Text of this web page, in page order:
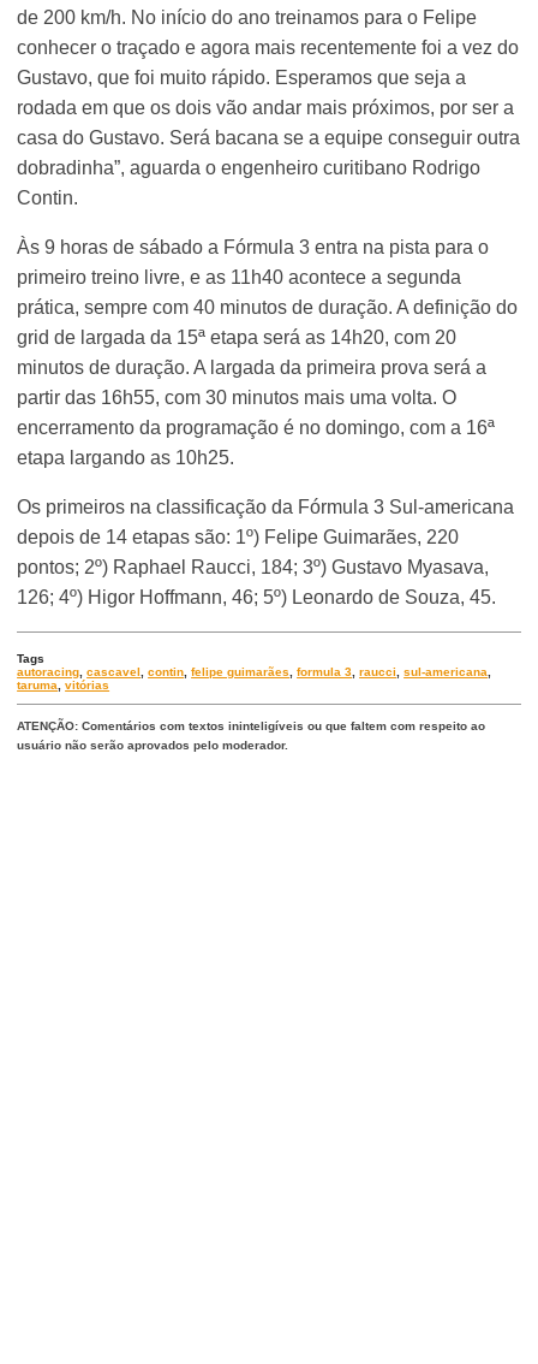
de 200 km/h. No início do ano treinamos para o Felipe
conhecer o traçado e agora mais recentemente foi a vez do
Gustavo, que foi muito rápido. Esperamos que seja a
rodada em que os dois vão andar mais próximos, por ser a
casa do Gustavo. Será bacana se a equipe conseguir outra
dobradinha”, aguarda o engenheiro curitibano Rodrigo
Contin.
Às 9 horas de sábado a Fórmula 3 entra na pista para o
primeiro treino livre, e as 11h40 acontece a segunda
prática, sempre com 40 minutos de duração. A definição do
grid de largada da 15ª etapa será as 14h20, com 20
minutos de duração. A largada da primeira prova será a
partir das 16h55, com 30 minutos mais uma volta. O
encerramento da programação é no domingo, com a 16ª
etapa largando as 10h25.
Os primeiros na classificação da Fórmula 3 Sul-americana
depois de 14 etapas são: 1º) Felipe Guimarães, 220
pontos; 2º) Raphael Raucci, 184; 3º) Gustavo Myasava,
126; 4º) Higor Hoffmann, 46; 5º) Leonardo de Souza, 45.
Tags
autoracing,cascavel,contin,felipe guimarães,formula 3,raucci,sul-americana,
taruma,vitórias
ATENÇÃO: Comentários com textos ininteligíveis ou que faltem com respeito ao
usuário não serão aprovados pelo moderador.